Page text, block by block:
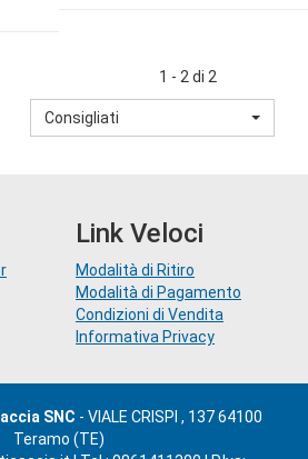
1 - 2 di 2
Consigliati
Link Veloci
Modalità di Ritiro
Modalità di Pagamento
Condizioni di Vendita
Informativa Privacy
SNC - VIALE CRISPI , 137 64100
Teramo (TE)